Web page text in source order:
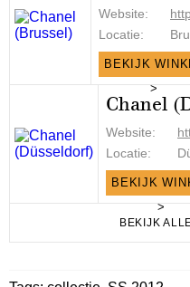
Website:
Locatie:
BEKIJK
>
Chanel
Website:
Locatie:
BEKIJK
>
BEKIJK